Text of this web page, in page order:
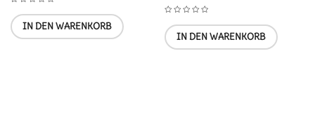
IN DEN WARENKORB
IN DEN WARENKORB